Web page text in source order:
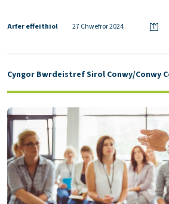
Arfer effeithiol 27 Chwefror 2024
Cyngor Bwrdeistref Sirol Conwy/Conwy